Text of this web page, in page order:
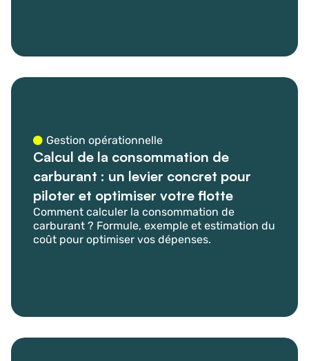
Gestion opérationnelle
Calcul de la consommation de
carburant : un levier concret pour
piloter et optimiser votre flotte
Comment calculer la consommation de
carburant ? Formule, exemple et estimation du
coût pour optimiser vos dépenses.